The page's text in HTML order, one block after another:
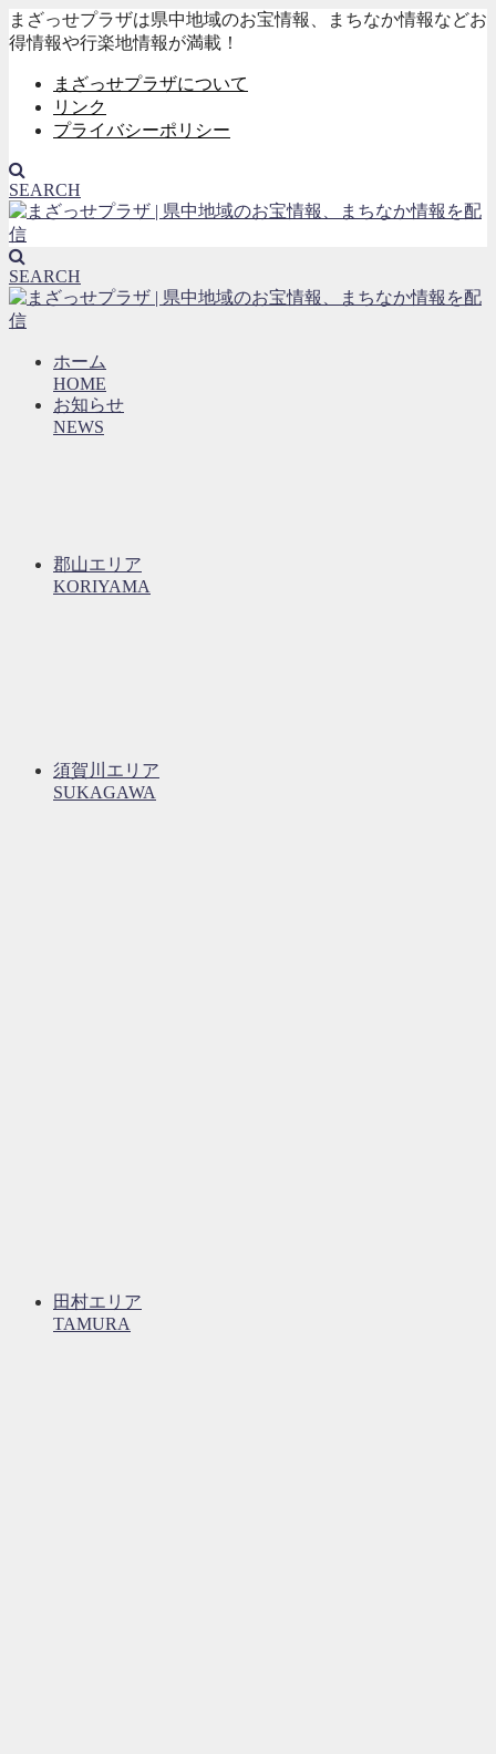
まざっせプラザは県中地域のお宝情報、まちなか情報などお
得情報や行楽地情報が満載！
まざっせプラザについて
リンク
プライバシーポリシー
SEARCH
SEARCH
ホーム
HOME
お知らせ
NEWS
郡山エリア
KORIYAMA
須賀川エリア
SUKAGAWA
田村エリア
TAMURA